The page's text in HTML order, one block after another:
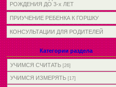
РОЖДЕНИЯ ДО 3-х ЛЕТ
ПРИУЧЕНИЕ РЕБЕНКА К ГОРШКУ
КОНСУЛЬТАЦИИ ДЛЯ РОДИТЕЛЕЙ
Категории раздела
УЧИМСЯ СЧИТАТЬ [26]
УЧИМСЯ ИЗМЕРЯТЬ [17]